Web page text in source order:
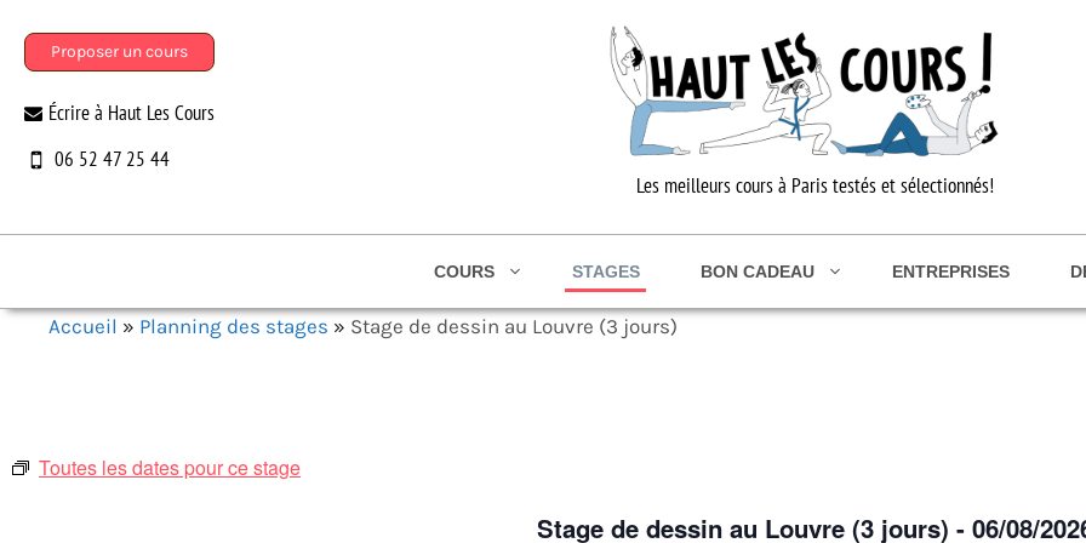
Les meilleurs cours à Paris testés et sélectionnés!
Proposer un cours
Écrire à Haut Les Cours
06 52 47 25 44
COURS STAGES BON CADEAU ENTREPRISES
Accueil » Planning des stages » Stage de dessin au Louvre (3 jours)
Toutes les dates pour ce stage
Stage de dessin au Louvre (3 jours) - 06/08/